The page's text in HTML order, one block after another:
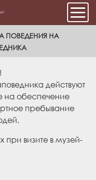
ПОВЕДЕНИЯ НА
действуют
на обеспечение
пребывание
при визите в музей-